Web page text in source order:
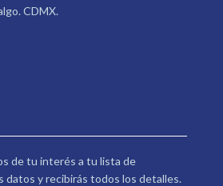
CDMX.
de tu interés a tu lista de
datos y recibirás todos los detalles.